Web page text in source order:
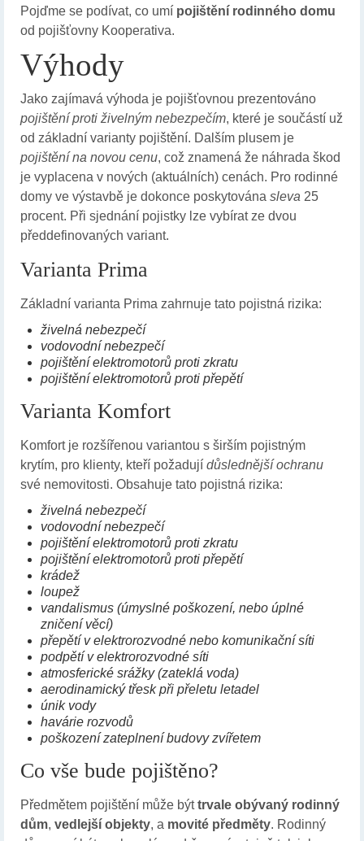
Pojďme se podívat, co umí pojištění rodinného domu
od pojišťovny Kooperativa.
Výhody
Jako zajímavá výhoda je pojišťovnou prezentováno
pojištění proti živelným nebezpečím, které je součástí už
od základní varianty pojištění. Dalším plusem je
pojištění na novou cenu, což znamená že náhrada škod
je vyplacena v nových (aktuálních) cenách. Pro rodinné
domy ve výstavbě je dokonce poskytována sleva 25
procent. Při sjednání pojistky lze vybírat ze dvou
předdefinovaných variant.
Varianta Prima
Základní varianta Prima zahrnuje tato pojistná rizika:
živelná nebezpečí
vodovodní nebezpečí
pojištění elektromotorů proti zkratu
pojištění elektromotorů proti přepětí
Varianta Komfort
Komfort je rozšířenou variantou s širším pojistným
krytím, pro klienty, kteří požadují důslednější ochranu
své nemovitosti. Obsahuje tato pojistná rizika:
živelná nebezpečí
vodovodní nebezpečí
pojištění elektromotorů proti zkratu
pojištění elektromotorů proti přepětí
krádež
loupež
vandalismus (úmyslné poškození, nebo úplné
zničení věcí)
přepětí v elektrorozvodné nebo komunikační síti
podpětí v elektrorozvodné síti
atmosferické srážky (zateklá voda)
aerodinamický třesk při přeletu letadel
únik vody
havárie rozvodů
poškození zateplnení budovy zvířetem
Co vše bude pojištěno?
Předmětem pojištění může býttrvale obývaný rodinný
dům, vedlejší objekty, a movité předměty. Rodinný